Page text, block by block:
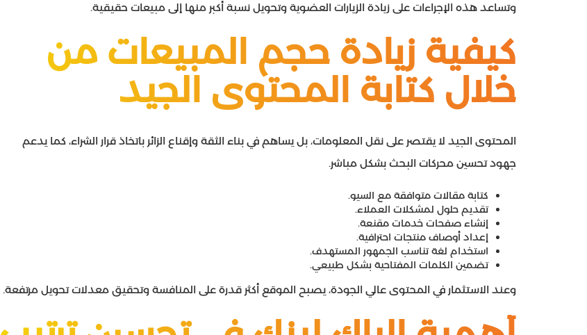
وتساعد هذه الإجراءات على زيادة الزيارات العضوية وتحويل نسبة أكبر منها إلى مبيعات حقيقية.
كيفية زيادة حجم المبيعات من
خلال كتابة المحتوى الجيد
المحتوى الجيد لا يقتصر على نقل المعلومات، بل يساهم في بناء الثقة وإقناع الزائر باتخاذ قرار الشراء، كما يدعم
جهود تحسين محركات البحث بشكل مباشر.
كتابة مقالات متوافقة مع السيو.
تقديم حلول لمشكلات العملاء.
إنشاء صفحات خدمات مقنعة.
إعداد أوصاف منتجات احترافية.
استخدام لغة تناسب الجمهور المستهدف.
تضمين الكلمات المفتاحية بشكل طبيعي.
وعند الاستثمار في المحتوى عالي الجودة، يصبح الموقع أكثر قدرة على المنافسة وتحقيق معدلات تحويل مرتفعة.